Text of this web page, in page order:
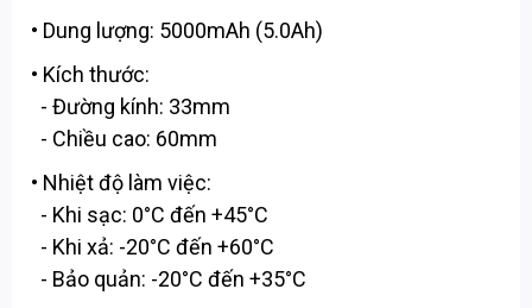
• Dung lượng: 5000mAh (5.0Ah)
• Kích thước:
- Đường kính: 33mm
- Chiều cao: 60mm
• Nhiệt độ làm việc:
- Khi sạc: 0°C đến +45°C
- Khi xả: -20°C đến +60°C
- Bảo quản: -20°C đến +35°C